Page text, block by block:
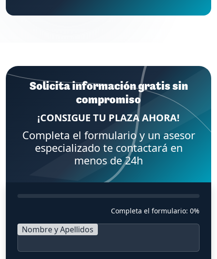
Solicita información gratis sin
compromiso
¡CONSIGUE TU PLAZA AHORA!
Completa el formulario y un asesor
especializado te contactará en
menos de 24h
Completa el formulario: 0%
Nombre y Apellidos